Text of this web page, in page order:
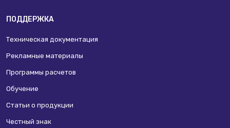
ПОДДЕРЖКА
Техническая документация
Рекламные материалы
Программы расчетов
Обучение
Статьи о продукции
Честный знак